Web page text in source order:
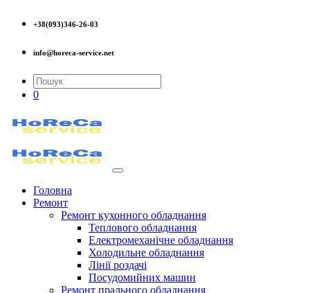
+38(093)346-26-03
info@horeca-service.net
0
Головна
Ремонт
Ремонт кухонного обладнання
Теплового обладнання
Електромеханічне обладнання
Холодильне обладнання
Лінії роздачі
Посудомийних машин
Ремонт прального обладнання